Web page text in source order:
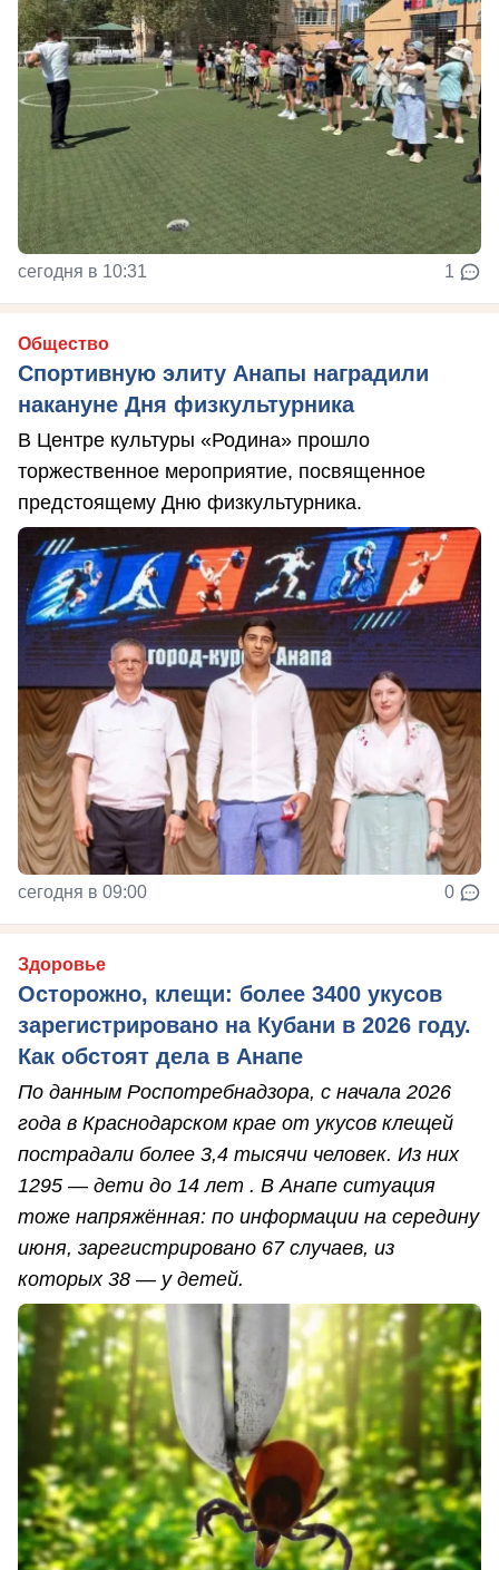
сегодня в 10:31 1
Общество
Спортивную элиту Анапы наградили
накануне Дня физкультурника
В Центре культуры «Родина» прошло
торжественное мероприятие, посвященное
предстоящему Дню физкультурника.
сегодня в 09:00 0
Здоровье
Осторожно, клещи: более 3400 укусов
зарегистрировано на Кубани в 2026 году.
Как обстоят дела в Анапе
По данным Роспотребнадзора, с начала 2026
года в Краснодарском крае от укусов клещей
пострадали более 3,4 тысячи человек. Из них
1295 — дети до 14 лет . В Анапе ситуация
тоже напряжённая: по информации на середину
июня, зарегистрировано 67 случаев, из
которых 38 — у детей.